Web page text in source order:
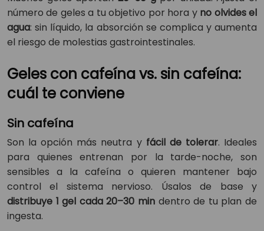
número de geles a tu objetivo por hora y no olvides el
agua: sin líquido, la absorción se complica y aumenta
el riesgo de molestias gastrointestinales.
Geles con cafeína vs. sin cafeína:
cuál te conviene
Sin cafeína
Son la opción más neutra y fácil de tolerar. Ideales
para quienes entrenan por la tarde-noche, son
sensibles a la cafeína o quieren mantener bajo
control el sistema nervioso. Úsalos de base y
distribuye 1 gel cada 20–30 min dentro de tu plan de
ingesta.